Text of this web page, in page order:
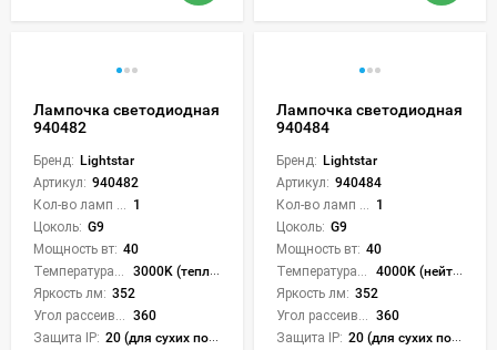
Лампочка светодиодная
940482
Бренд: Lightstar
Артикул: 940482
1
Цоколь: G9
Мощность вт: 40
3000K (теплый)
Яркость лм: 352
360
Защита IP: 20 (для сухих пом.)
Лампочка светодиодная
940484
Бренд: Lightstar
Артикул: 940484
1
Цоколь: G9
Мощность вт: 40
4000K (нейтральный)
Яркость лм: 352
360
Защита IP: 20 (для сухих пом.)